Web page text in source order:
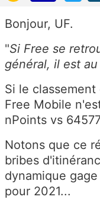
Bonjour, UF.
"Si Free se
général, il est
Si le
Free Mobile
nPoints vs
Notons que ce
bribes
dynamique
pour 2021...